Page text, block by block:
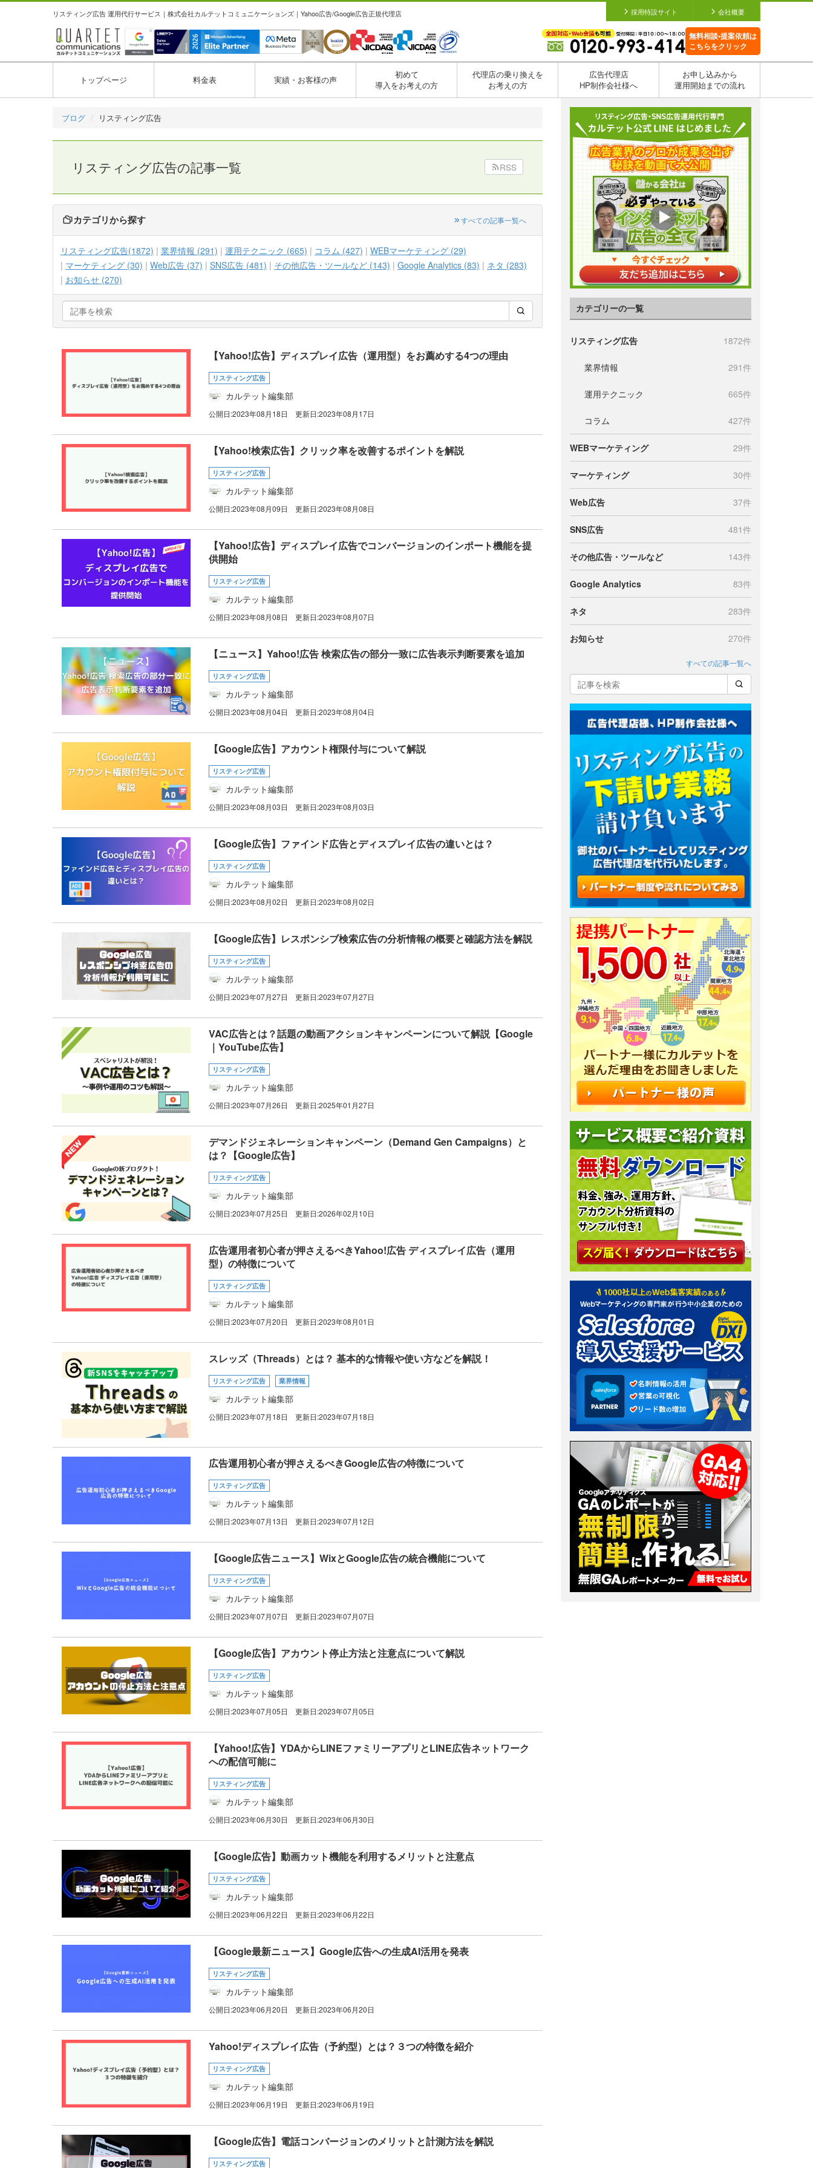
リスティング広告 運用代行サービス｜株式会社カルテットコミュニケーションズ｜Yahoo広告/Google広告正規代理店 採用特設サイト 会社概要
無料相談•提案依頼は
こちらをクリック
トップページ 料金表 実績・お客様の声
初めて
導入をお考えの方
代理店の乗り換えを
お考えの方
広告代理店
HP制作会社様へ
お申し込みから
運用開始までの流れ
ブログ リスティング広告
リスティング広告の記事一覧 RSS
カテゴリから探す すべての記事一覧へ
リスティング広告(1872) 業界情報 (291) 運用テクニック (665) コラム (427)
WEBマーケティング (29)
マーケティング (30)
Web広告 (37) SNS広告 (481) その他広告・ツールなど (143) Google Analytics (83)
ネタ (283)
お知らせ (270)
【Yahoo!広告】ディスプレイ広告（運用型）をお薦めする4つの理由
リスティング広告
カルテット編集部
公開日:2023年08月18日 更新日:2023年08月17日
【Yahoo!検索広告】クリック率を改善するポイントを解説
リスティング広告
カルテット編集部
公開日:2023年08月09日 更新日:2023年08月08日
【Yahoo!広告】ディスプレイ広告でコンバージョンのインポート機能を提
供開始
リスティング広告
カルテット編集部
公開日:2023年08月08日 更新日:2023年08月07日
【ニュース】Yahoo!広告 検索広告の部分一致に広告表示判断要素を追加
リスティング広告
カルテット編集部
公開日:2023年08月04日 更新日:2023年08月04日
【Google広告】アカウント権限付与について解説
リスティング広告
カルテット編集部
公開日:2023年08月03日 更新日:2023年08月03日
【Google広告】ファインド広告とディスプレイ広告の違いとは？
リスティング広告
カルテット編集部
公開日:2023年08月02日 更新日:2023年08月02日
【Google広告】レスポンシブ検索広告の分析情報の概要と確認方法を解説
リスティング広告
カルテット編集部
公開日:2023年07月27日 更新日:2023年07月27日
VAC広告とは？話題の動画アクションキャンペーンについて解説【Google
｜YouTube広告】
リスティング広告
カルテット編集部
公開日:2023年07月26日 更新日:2025年01月27日
デマンドジェネレーションキャンペーン（Demand Gen Campaigns）と
は？【Google広告】
リスティング広告
カルテット編集部
公開日:2023年07月25日 更新日:2026年02月10日
広告運用者初心者が押さえるべきYahoo!広告 ディスプレイ広告（運用
型）の特徴について
リスティング広告
カルテット編集部
公開日:2023年07月20日 更新日:2023年08月01日
スレッズ（Threads）とは？ 基本的な情報や使い方などを解説！
リスティング広告 業界情報
カルテット編集部
公開日:2023年07月18日 更新日:2023年07月18日
広告運用初心者が押さえるべきGoogle広告の特徴について
リスティング広告
カルテット編集部
公開日:2023年07月13日 更新日:2023年07月12日
【Google広告ニュース】WixとGoogle広告の統合機能について
リスティング広告
カルテット編集部
公開日:2023年07月07日 更新日:2023年07月07日
【Google広告】アカウント停止方法と注意点について解説
リスティング広告
カルテット編集部
公開日:2023年07月05日 更新日:2023年07月05日
【Yahoo!広告】YDAからLINEファミリーアプリとLINE広告ネットワーク
への配信可能に
リスティング広告
カルテット編集部
公開日:2023年06月30日 更新日:2023年06月30日
【Google広告】動画カット機能を利用するメリットと注意点
リスティング広告
カルテット編集部
公開日:2023年06月22日 更新日:2023年06月22日
【Google最新ニュース】Google広告への生成AI活用を発表
リスティング広告
カルテット編集部
公開日:2023年06月20日 更新日:2023年06月20日
Yahoo!ディスプレイ広告（予約型）とは？３つの特徴を紹介
リスティング広告
カルテット編集部
公開日:2023年06月19日 更新日:2023年06月19日
【Google広告】電話コンバージョンのメリットと計測方法を解説
リスティング広告
カテゴリーの一覧
リスティング広告 1872件
業界情報 291件
運用テクニック 665件
コラム 427件
WEBマーケティング 29件
マーケティング 30件
Web広告 37件
SNS広告 481件
その他広告・ツールなど 143件
Google Analytics 83件
ネタ 283件
お知らせ 270件
すべての記事一覧へ